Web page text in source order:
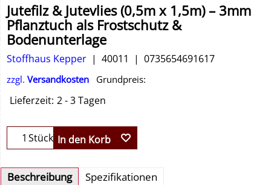
Jutefilz & Jutevlies (0,5m x 1,5m) – 3mm
Pflanztuch als Frostschutz &
Bodenunterlage
Stoffhaus Kepper 40011 0735654691617
zzgl. Versandkosten Grundpreis:
Lieferzeit: 2 - 3 Tagen
Stück In den Korb
Beschreibung Spezifikationen